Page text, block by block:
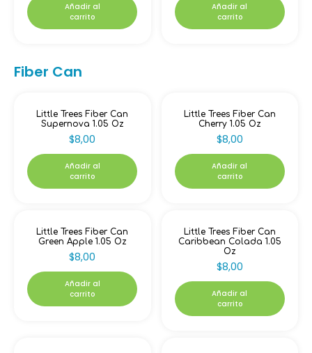
Añadir al
carrito
Añadir al
carrito
Fiber Can
Little Trees Fiber Can
Supernova 1.05 Oz
$8,00
Añadir al
carrito
Little Trees Fiber Can
Cherry 1.05 Oz
$8,00
Añadir al
carrito
Little Trees Fiber Can
Green Apple 1.05 Oz
$8,00
Añadir al
carrito
Little Trees Fiber Can
Caribbean Colada 1.05
Oz
$8,00
Añadir al
carrito